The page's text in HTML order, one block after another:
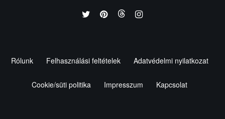
Rólunk Felhasználási feltételek Adatvédelmi nyilatkozat
Cookie/süti politika Impresszum Kapcsolat